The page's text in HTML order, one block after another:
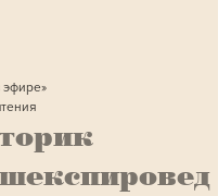
эфире»